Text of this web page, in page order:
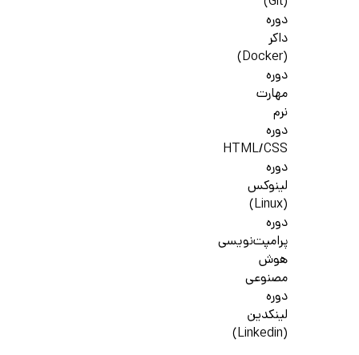
دوره
داکر
(Docker)
دوره
مهارت
نرم
دوره
HTML/CSS
دوره
لینوکس
(Linux)
دوره
پرامپت‌نویسی
هوش
مصنوعی
دوره
لینکدین
(Linkedin)